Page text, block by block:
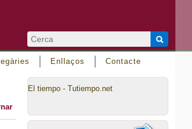
Enllaços Contacte
El tiempo - Tutiempo.net